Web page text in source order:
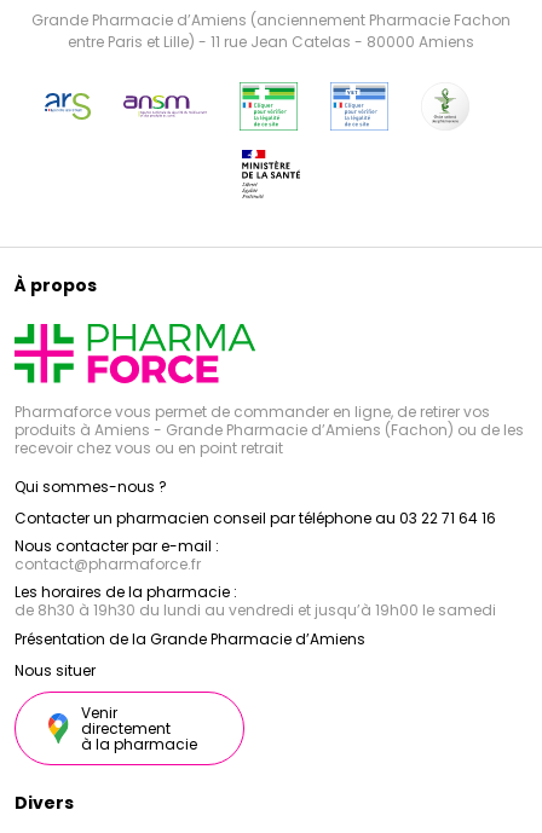
Grande Pharmacie d’Amiens (anciennement Pharmacie Fachon
entre Paris et Lille) - 11 rue Jean Catelas - 80000 Amiens
À propos
Pharmaforce vous permet de commander en ligne, de retirer vos
produits à Amiens - Grande Pharmacie d’Amiens (Fachon) ou de les
recevoir chez vous ou en point retrait
Qui sommes-nous ?
Contacter un pharmacien conseil par téléphone au 03 22 71 64 16
Nous contacter par e-mail :
contact@pharmaforce.fr
Les horaires de la pharmacie :
de 8h30 à 19h30 du lundi au vendredi et jusqu’à 19h00 le samedi
Présentation de la Grande Pharmacie d’Amiens
Nous situer
Venir
directement
à la pharmacie
Divers